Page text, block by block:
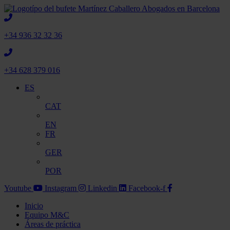
+34 936 32 32 36
+34 628 379 016
ES
CAT
EN
FR
GER
POR
Youtube
Instagram Linkedin
Facebook-f
Inicio
Equipo M&C
Áreas de práctica